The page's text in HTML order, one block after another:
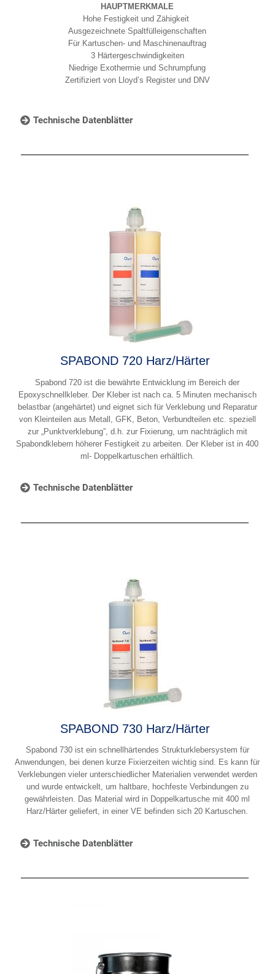
HAUPTMERKMALE
Hohe Festigkeit und Zähigkeit
Ausgezeichnete Spaltfülleigenschaften
Für Kartuschen- und Maschinenauftrag
3 Härtergeschwindigkeiten
Niedrige Exothermie und Schrumpfung
Zertifiziert von Lloyd’s Register und DNV
Technische Datenblätter
SPABOND 720 Harz/Härter
Spabond 720 ist die bewährte Entwicklung im Bereich der
Epoxyschnellkleber. Der Kleber ist nach ca. 5 Minuten mechanisch
belastbar (angehärtet) und eignet sich für Verklebung und Reparatur
von Kleinteilen aus Metall, GFK, Beton, Verbundteilen etc. speziell
zur „Punktverklebung”, d.h. zur Fixierung, um nachträglich mit
Spabondklebern höherer Festigkeit zu arbeiten. Der Kleber ist in 400
ml- Doppelkartuschen erhältlich.
Technische Datenblätter
SPABOND 730 Harz/Härter
Spabond 730 ist ein schnellhärtendes Strukturklebersystem für
Anwendungen, bei denen kurze Fixierzeiten wichtig sind. Es kann für
Verklebungen vieler unterschiedlicher Materialien verwendet werden
und wurde entwickelt, um haltbare, hochfeste Verbindungen zu
gewährleisten. Das Material wird in Doppelkartusche mit 400 ml
Harz/Härter geliefert, in einer VE befinden sich 20 Kartuschen.
Technische Datenblätter